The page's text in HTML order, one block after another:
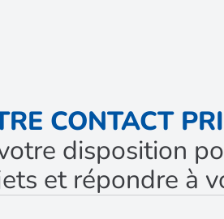
CONTACT
disposition
et répondre à